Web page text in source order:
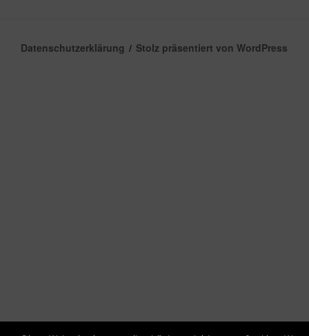
Datenschutzerklärung Stolz präsentiert von WordPress